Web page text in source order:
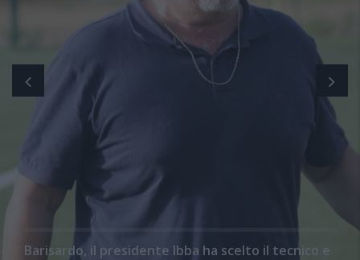
Barisardo, il presidente Ibba ha scelto il tecnico e